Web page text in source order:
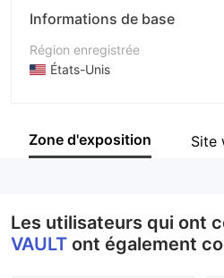
Informations de base
Région enregistrée
États-Unis
Société
Zone d'exposition Site
Les utilisateurs qui ont
VAULT ont également